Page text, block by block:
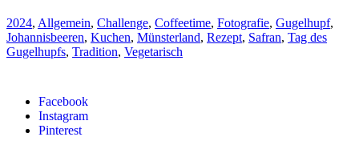
Facebook
Instagram
Pinterest
2024, Allgemein, Challenge, Coffeetime, Fotografie, Gugelhupf,
Johannisbeeren, Kuchen, Münsterland, Rezept, Safran, Tag des
Gugelhupfs, Tradition, Vegetarisch